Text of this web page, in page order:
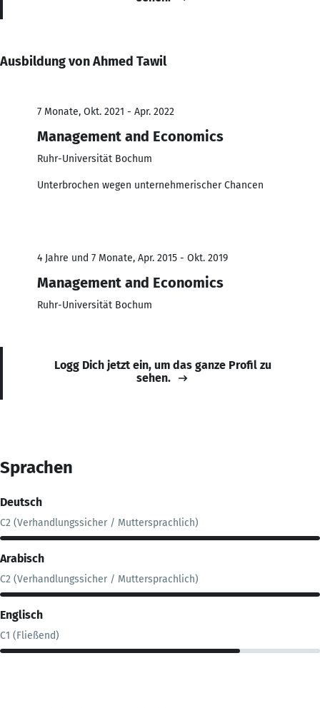
Ausbildung von Ahmed Tawil
7 Monate, Okt. 2021 - Apr. 2022
Management and Economics
Ruhr-Universität Bochum
Unterbrochen wegen unternehmerischer Chancen
4 Jahre und 7 Monate, Apr. 2015 - Okt. 2019
Management and Economics
Ruhr-Universität Bochum
Logg Dich jetzt ein, um das ganze Profil zu
sehen.
Sprachen
Deutsch
C2 (Verhandlungssicher / Muttersprachlich)
Arabisch
C2 (Verhandlungssicher / Muttersprachlich)
Englisch
C1 (Fließend)